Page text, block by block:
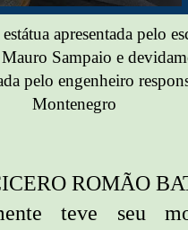
apresentada pelo
Sampaio e
pelo engenheiro
Montenegro
ROMÃO
teve seu